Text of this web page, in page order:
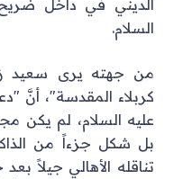
الديني في داخل
السلام.
من جهته يرى
سعيد
كربلاء المقدسة"، أنَّ
عليه السلام، لم يكن
بل شكل جزءاً من
تناقله الأهالي جيلاً